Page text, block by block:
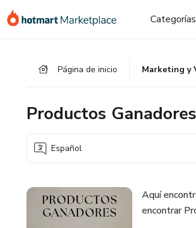
Categorías
Página de inicio Marketing y
Productos
Español
Aquí
encontrar